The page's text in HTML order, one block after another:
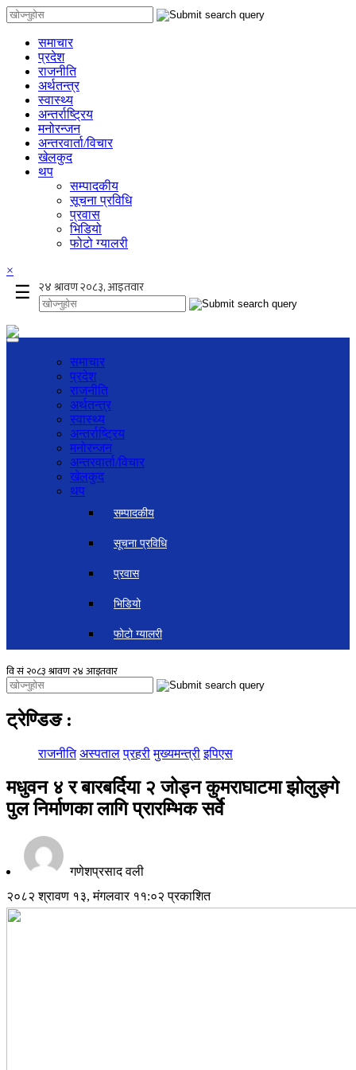
समाचार
प्रदेश
राजनीति
अर्थतन्त्र
स्वास्थ्य
अन्तर्राष्ट्रिय
मनोरन्जन
अन्तरवार्ता/विचार
खेलकुद
थप
सम्पादकीय
सूचना प्रविधि
प्रवास
भिडियो
फोटो ग्यालरी
×
☰
समाचार
प्रदेश
राजनीति
अर्थतन्त्र
स्वास्थ्य
अन्तर्राष्ट्रिय
मनोरन्जन
अन्तरवार्ता/विचार
खेलकुद
थप
सम्पादकीय
सूचना प्रविधि
प्रवास
भिडियो
फोटो ग्यालरी
ट्रेण्डिङ :
राजनीति अस्पताल प्रहरी मुख्यमन्त्री इपिएस
मधुवन ४ र बारबर्दिया २ जोड्न कुमराघाटमा झोलुङ्गे
पुल निर्माणका लागि प्रारम्भिक सर्वे
गणेशप्रसाद वली
२०८२ श्रावण १३, मंगलवार ११:०२ प्रकाशित